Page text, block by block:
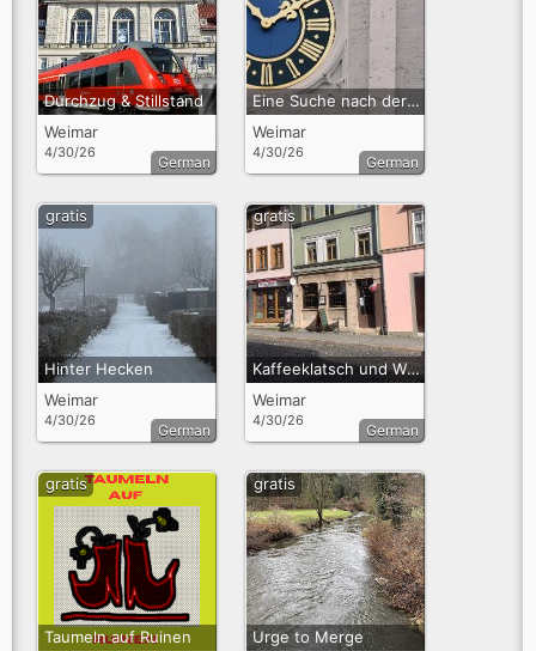
Durchzug & Stillstand
Weimar
4/30/26
German
Eine Suche nach der verlorenen Zeit
Weimar
4/30/26
German
Hinter Hecken
Weimar
4/30/26
gratis
German
Kaffeeklatsch und Widerstand
Weimar
4/30/26
gratis
German
Taumeln auf Ruinen
gratis
Urge to Merge
gratis